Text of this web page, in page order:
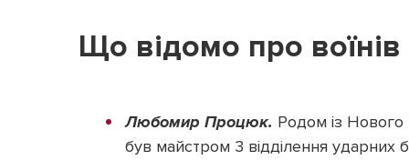
Що відомо про воїнів
Любомир Процюк. Родом із Нового
був майстром 3 відділення ударних